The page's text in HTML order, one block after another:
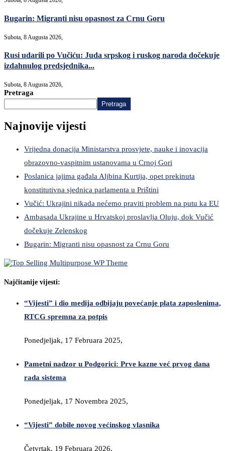
Bugarin: Migranti nisu opasnost za Crnu Goru
Subota, 8 Augusta 2026,
Rusi udarili po Vučiću: Juda srpskog i ruskog naroda dočekuje
izdahnulog predsjednika...
Subota, 8 Augusta 2026,
Pretraga
Pretraga
Najnovije vijesti
Vrijedna donacija Ministarstva prosvjete, nauke i inovacija
obrazovno-vaspitnim ustanovama u Crnoj Gori
Poslanica jajima gađala Aljbina Kurtija, opet prekinuta
konstitutivna sjednica parlamenta u Prištini
Vučić: Ukrajini nikada nećemo praviti problem na putu ka EU
Ambasada Ukrajine u Hrvatskoj proslavlja Oluju, dok Vučić
dočekuje Zelenskog
Bugarin: Migranti nisu opasnost za Crnu Goru
Najčitanije vijesti:
“Vijesti” i dio medija odbijaju povećanje plata zaposlenima,
RTCG spremna za potpis
Ponedjeljak, 17 Februara 2025,
Pametni nadzor u Podgorici: Prve kazne već prvog dana
rada sistema
Ponedjeljak, 17 Novembra 2025,
“Vijesti” dobile novog većinskog vlasnika
Četvrtak, 19 Februara 2026,